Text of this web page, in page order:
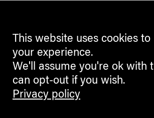
This website uses cookies
your experience.
We'll assume you're ok with
can opt-out if you wish.
Privacy policy